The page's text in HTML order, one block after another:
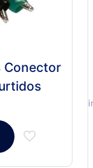
Conector